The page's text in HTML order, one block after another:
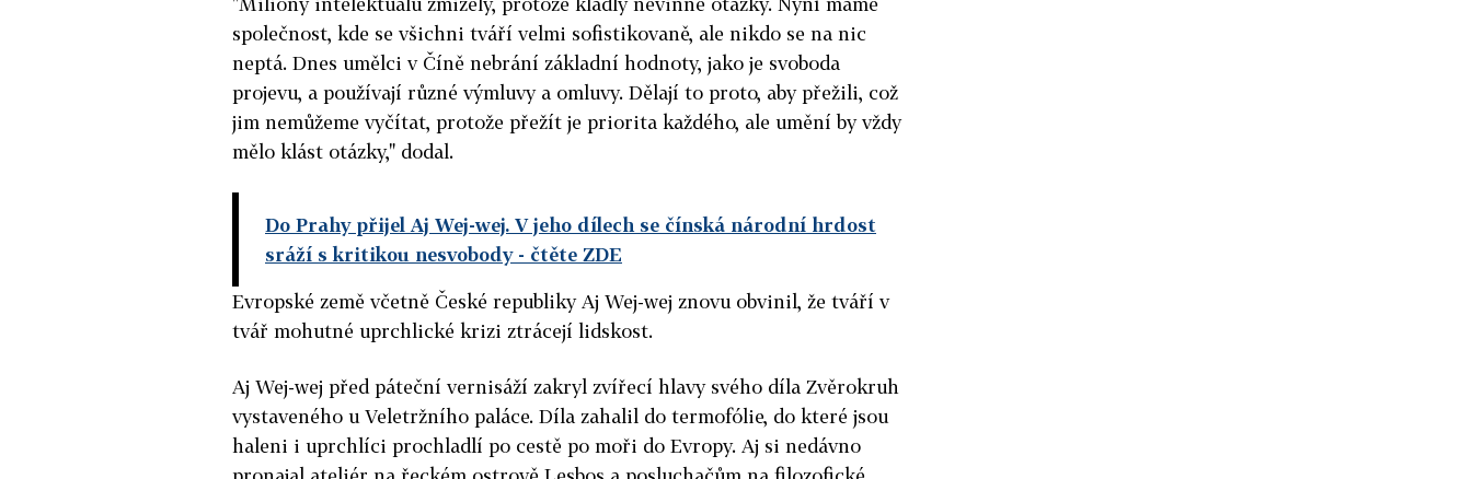
společnost, kde se všichni tváří velmi sofistikovaně, ale nikdo se na nic
neptá. Dnes umělci v Číně nebrání základní hodnoty, jako je svoboda
projevu, a používají různé výmluvy a omluvy. Dělají to proto, aby přežili, což
jim nemůžeme vyčítat, protože přežít je priorita každého, ale umění by vždy
mělo klást otázky," dodal.
Do Prahy přijel Aj Wej-wej. V jeho dílech se čínská národní hrdost
sráží s kritikou nesvobody- čtěte ZDE
Evropské země včetně České republiky Aj Wej-wej znovu obvinil, že tváří v
tvář mohutné uprchlické krizi ztrácejí lidskost.
Aj Wej-wej před páteční vernisáží zakryl zvířecí hlavy svého díla Zvěrokruh
vystaveného u Veletržního paláce. Díla zahalil do termofólie, do které jsou
haleni i uprchlíci prochladlí po cestě po moři do Evropy. Aj si nedávno